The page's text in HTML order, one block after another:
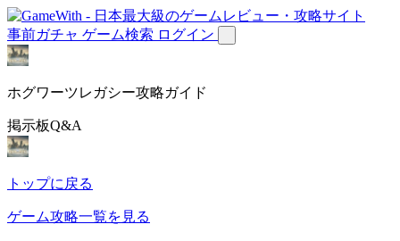
事前ガチャ ゲーム検索 ログイン
ホグワーツレガシー攻略ガイド
掲示板Q&A
トップに戻る
ゲーム攻略一覧を見る